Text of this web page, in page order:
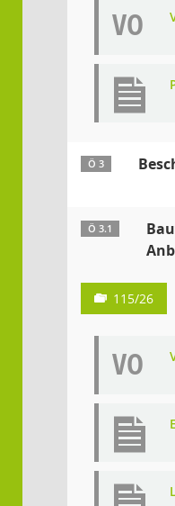
VO
Ö 3
Ö 3.1
115/26
VO